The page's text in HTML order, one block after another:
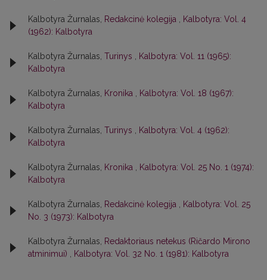
Kalbotyra Žurnalas, Redakcinė kolegija
Kalbotyra: Vol. 4
(1962): Kalbotyra
Kalbotyra Žurnalas, Turinys
Kalbotyra: Vol. 11 (1965):
Kalbotyra
Kalbotyra Žurnalas, Kronika
Kalbotyra: Vol. 18 (1967):
Kalbotyra
Kalbotyra Žurnalas, Turinys
Kalbotyra: Vol. 4 (1962):
Kalbotyra
Kalbotyra Žurnalas, Kronika
Kalbotyra: Vol. 25 No. 1 (1974):
Kalbotyra
Kalbotyra Žurnalas, Redakcinė kolegija
Kalbotyra: Vol. 25
No. 3 (1973): Kalbotyra
Kalbotyra Žurnalas,
Redaktoriaus netekus (Ričardo Mirono
atminimui)
Kalbotyra: Vol. 32 No. 1 (1981): Kalbotyra